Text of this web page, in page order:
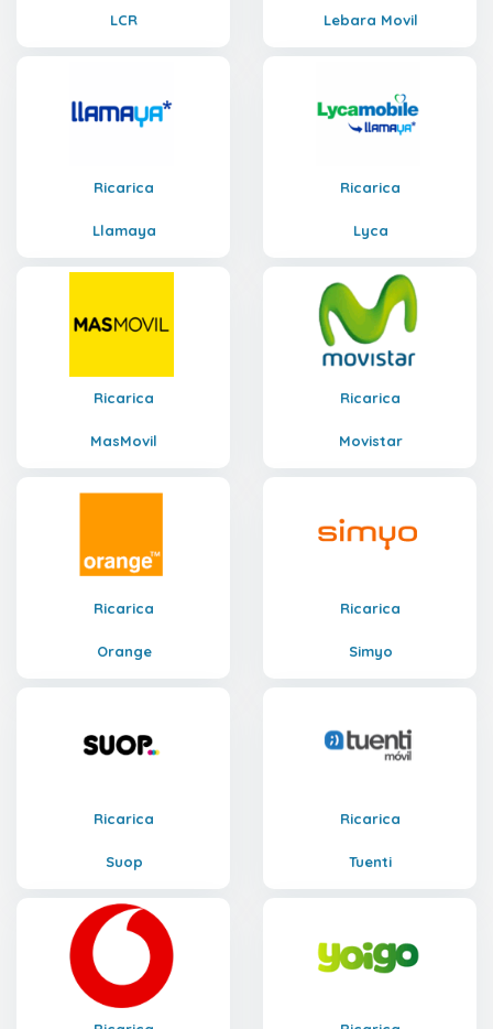
LCR Lebara Movil
Ricarica
Llamaya
Ricarica
Lyca
Ricarica
MasMovil
Ricarica
Movistar
Ricarica
Orange
Ricarica
Simyo
Ricarica
Suop
Ricarica
Tuenti